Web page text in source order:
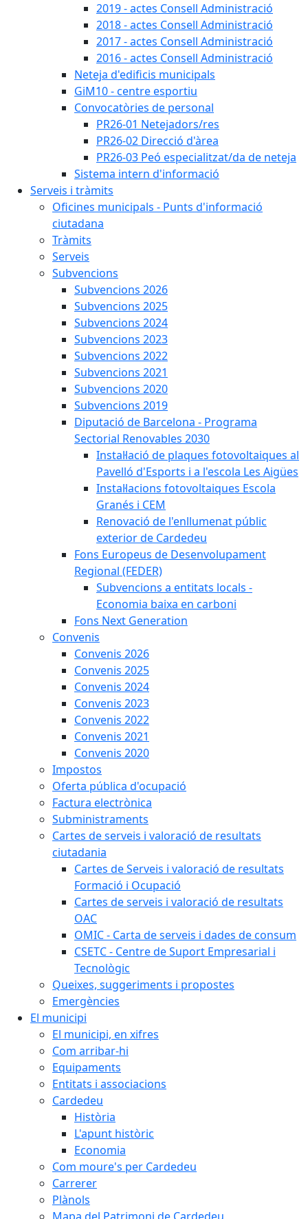
2019 - actes Consell Administració
2018 - actes Consell Administració
2017 - actes Consell Administració
2016 - actes Consell Administració
Neteja d'edificis municipals
GiM10 - centre esportiu
Convocatòries de personal
PR26-01 Netejadors/res
PR26-02 Direcció d'àrea
PR26-03 Peó especialitzat/da de neteja
Sistema intern d'informació
Serveis i tràmits
Oficines municipals - Punts d'informació
ciutadana
Tràmits
Serveis
Subvencions
Subvencions 2026
Subvencions 2025
Subvencions 2024
Subvencions 2023
Subvencions 2022
Subvencions 2021
Subvencions 2020
Subvencions 2019
Diputació de Barcelona - Programa
Sectorial Renovables 2030
Instal·lació de plaques fotovoltaiques al
Pavelló d'Esports i a l'escola Les Aigües
Instal·lacions fotovoltaiques Escola
Granés i CEM
Renovació de l'enllumenat públic
exterior de Cardedeu
Fons Europeus de Desenvolupament
Regional (FEDER)
Subvencions a entitats locals -
Economia baixa en carboni
Fons Next Generation
Convenis
Convenis 2026
Convenis 2025
Convenis 2024
Convenis 2023
Convenis 2022
Convenis 2021
Convenis 2020
Impostos
Oferta pública d'ocupació
Factura electrònica
Subministraments
Cartes de serveis i valoració de resultats
ciutadania
Cartes de Serveis i valoració de resultats
Formació i Ocupació
Cartes de serveis i valoració de resultats
OAC
OMIC - Carta de serveis i dades de consum
CSETC - Centre de Suport Empresarial i
Tecnològic
Queixes, suggeriments i propostes
Emergències
El municipi
El municipi, en xifres
Com arribar-hi
Equipaments
Entitats i associacions
Cardedeu
Història
L'apunt històric
Economia
Com moure's per Cardedeu
Carrerer
Plànols